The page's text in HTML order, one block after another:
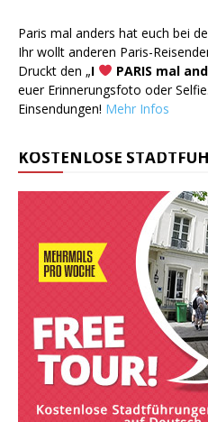
Paris mal anders hat euch bei
Ihr wollt anderen Paris-
Druckt den „I PARIS mal
euer Erinnerungsfoto oder
Einsendungen! Mehr Infos
KOSTENLOSE